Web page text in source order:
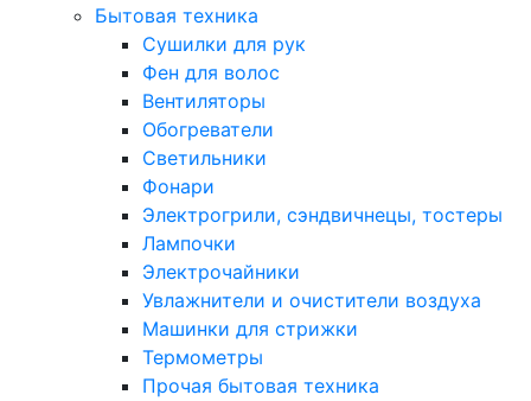
Бытовая техника
Сушилки для рук
Фен для волос
Вентиляторы
Обогреватели
Светильники
Фонари
Электрогрили, сэндвичнецы, тостеры
Лампочки
Электрочайники
Увлажнители и очистители воздуха
Машинки для стрижки
Термометры
Прочая бытовая техника